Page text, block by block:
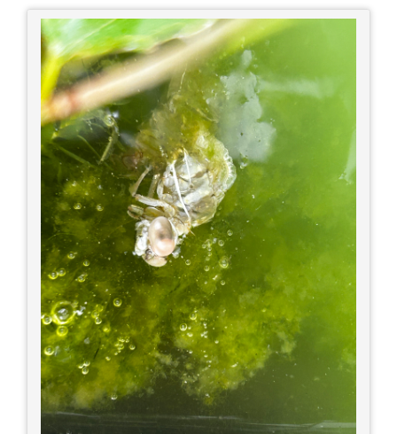
ね！ 広島また遊びに行きたいです♪